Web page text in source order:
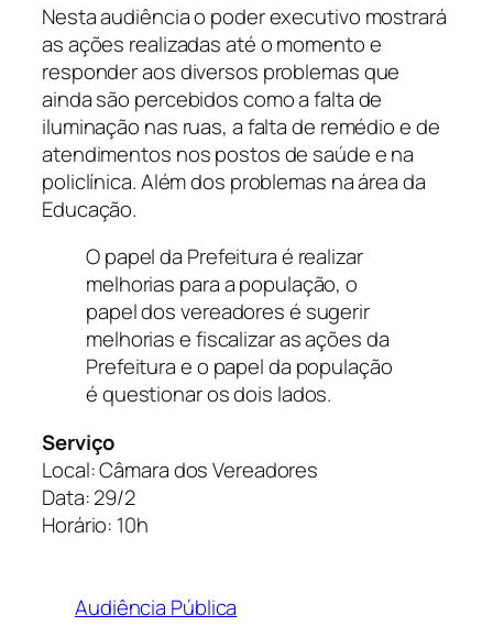
Nesta audiência o poder executivo mostrará
as ações realizadas até o momento e
responder aos diversos problemas que
ainda são percebidos como a falta de
iluminação nas ruas, a falta de remédio e de
atendimentos nos postos de saúde e na
policlínica. Além dos problemas na área da
Educação.
O papel da Prefeitura é realizar
melhorias para a população, o
papel dos vereadores é sugerir
melhorias e fiscalizar as ações da
Prefeitura e o papel da população
é questionar os dois lados.
Serviço
Local: Câmara dos Vereadores
Data: 29/2
Horário: 10h
Audiência Pública